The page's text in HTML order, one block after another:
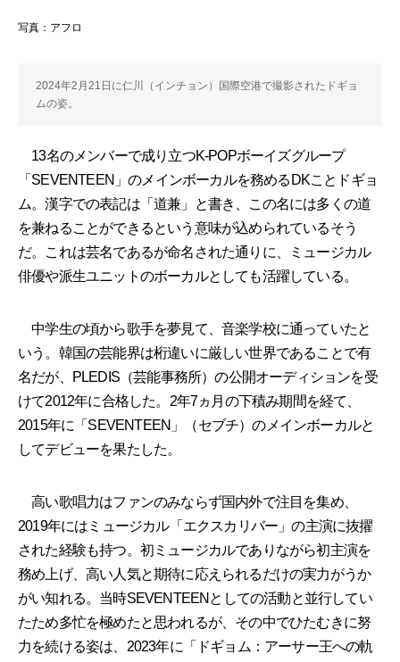
写真：アフロ
2024年2月21日に仁川（インチョン）国際空港で撮影されたドギョ
ムの姿。
13名のメンバーで成り立つK-POPボーイズグループ
「SEVENTEEN」のメインボーカルを務めるDKことドギョ
ム。漢字での表記は「道兼」と書き、この名には多くの道
を兼ねることができるという意味が込められているそう
だ。これは芸名であるが命名された通りに、ミュージカル
俳優や派生ユニットのボーカルとしても活躍している。
中学生の頃から歌手を夢見て、音楽学校に通っていたと
いう。韓国の芸能界は桁違いに厳しい世界であることで有
名だが、PLEDIS（芸能事務所）の公開オーディションを受
けて2012年に合格した。2年7ヵ月の下積み期間を経て、
2015年に「SEVENTEEN」（セブチ）のメインボーカルと
してデビューを果たした。
高い歌唱力はファンのみならず国内外で注目を集め、
2019年にはミュージカル「エクスカリバー」の主演に抜擢
された経験も持つ。初ミュージカルでありながら初主演を
務め上げ、高い人気と期待に応えられるだけの実力がうか
がい知れる。当時SEVENTEENとしての活動と並行してい
たため多忙を極めたと思われるが、その中でひたむきに努
力を続ける姿は、2023年に「ドギョム：アーサー王への軌